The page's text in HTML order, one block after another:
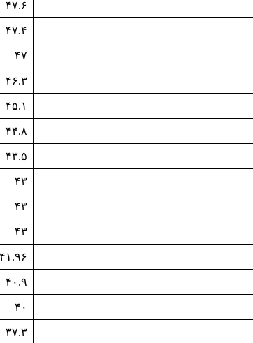
۴۷.۶
۴۷.۴
۴۷
۴۶.۳
۴۵.۱
۴۴.۸
۴۳.۵
۴۳
۴۳
۴۳
۴۱.۹۶
۴۰.۹
۴۰
۳۷.۳